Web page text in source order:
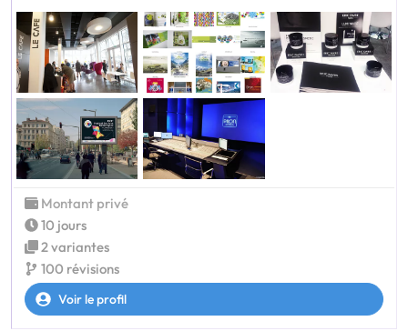
Montant privé
10 jours
2 variantes
100 révisions
Voir le profil